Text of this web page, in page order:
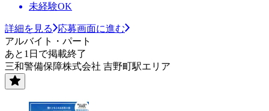
未経験OK
詳細を見る
応募画面に進む
アルバイト・パート
あと1日で掲載終了
三和警備保障株式会社 吉野町駅エリア